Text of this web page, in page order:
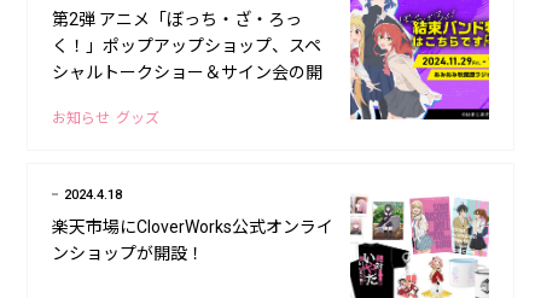
第2弾 アニメ「ぼっち・ざ・ろっ
く！」ポップアップショップ、スペ
シャルトークショー＆サイン会の開
お知らせ グッズ
2024.4.18
楽天市場にCloverWorks公式オンライ
ンショップが開設！